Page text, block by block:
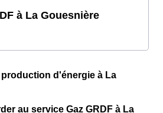
à La Gouesnière
d'énergie à La
au service Gaz GRDF à La